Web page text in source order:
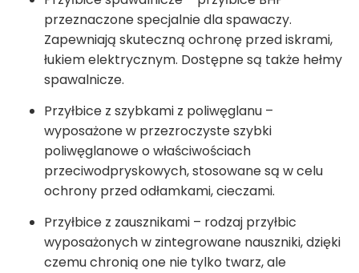
przeznaczone specjalnie dla spawaczy.
Zapewniają skuteczną ochronę przed iskrami,
łukiem elektrycznym. Dostępne są także hełmy
spawalnicze.
Przyłbice z szybkami z poliwęglanu –
wyposażone w przezroczyste szybki
poliwęglanowe o właściwościach
przeciwodpryskowych, stosowane są w celu
ochrony przed odłamkami, cieczami.
Przyłbice z zausznikami – rodzaj przyłbic
wyposażonych w zintegrowane nauszniki, dzięki
czemu chronią one nie tylko twarz, ale